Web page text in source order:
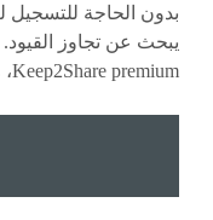
بدون الحاجة للتسجيل
يبحث عن تجاوز
Keep2Share premium، مما يضمن وصولاً سلسًا وآمنًا للملفات.